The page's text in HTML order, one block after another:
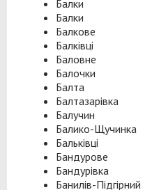
Балки
Балки
Балкове
Балківці
Баловне
Балочки
Балта
Балтазарівка
Балучин
Балико-Щучинка
Бальківці
Бандурове
Бандурівка
Банилів-Підгірний